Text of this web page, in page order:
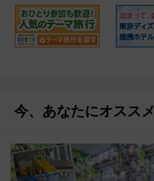
今、あなたにオススメ